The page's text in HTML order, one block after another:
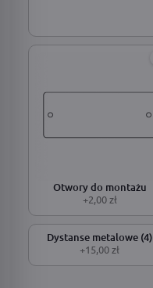
Otwory do montażu
+2,00 zł
Dystanse metalowe (4)
+15,00 zł